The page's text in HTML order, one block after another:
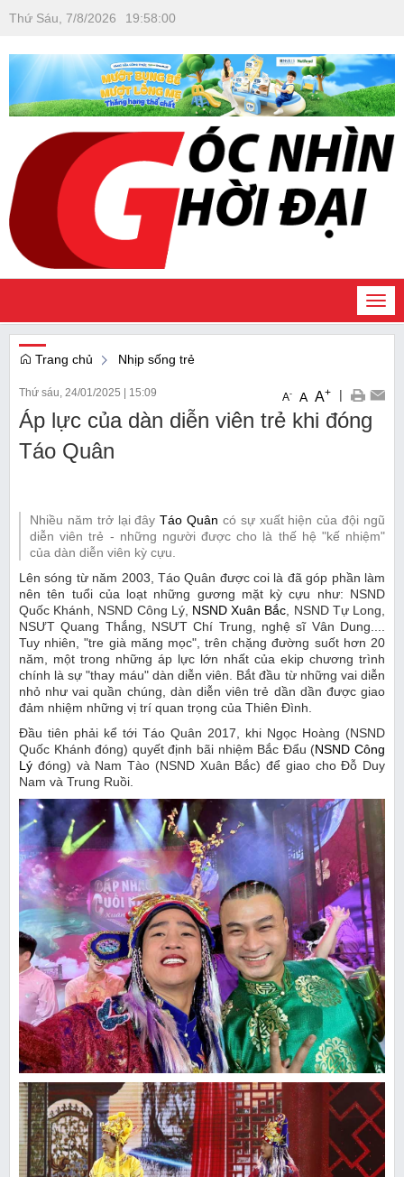
Thứ Sáu, 7/8/2026 19:58:01
Trang chủ Nhịp sống trẻ
Thứ sáu, 24/01/2025 | 15:09 A- A A+ |
Áp lực của dàn diễn viên trẻ khi đóng
Táo Quân
Nhiều năm trở lại đâyTáo Quân có sự xuất hiện của đội ngũ
diễn viên trẻ - những người được cho là thế hệ "kế nhiệm"
của dàn diễn viên kỳ cựu.
Lên sóng từ năm 2003, Táo Quân được coi là đã góp phần làm
nên tên tuổi của loạt những gương mặt kỳ cựu như: NSND
Quốc Khánh, NSND Công Lý, NSND Xuân Bắc , NSND Tự Long,
NSƯT Quang Thắng, NSƯT Chí Trung, nghệ sĩ Vân Dung....
Tuy nhiên, "tre già măng mọc", trên chặng đường suốt hơn 20
năm, một trong những áp lực lớn nhất của ekip chương trình
chính là sự "thay máu" dàn diễn viên. Bắt đầu từ những vai diễn
nhỏ như vai quần chúng, dàn diễn viên trẻ dần dần được giao
đảm nhiệm những vị trí quan trọng của Thiên Đình.
Đầu tiên phải kể tới Táo Quân 2017, khi Ngọc Hoàng (NSND
Quốc Khánh đóng) quyết định bãi nhiệm Bắc Đẩu (NSND Công
Lý đóng) và Nam Tào (NSND Xuân Bắc) để giao cho Đỗ Duy
Nam và Trung Ruồi.